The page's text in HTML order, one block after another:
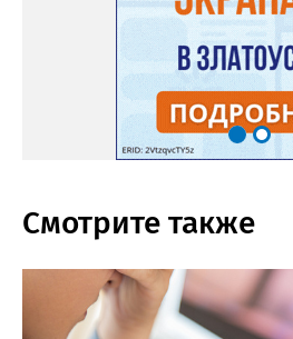
Смотрите также